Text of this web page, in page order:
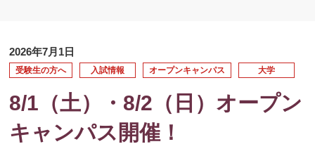
2026年7月1日
受験生の方へ 入試情報 オープンキャンパス 大学
8/1（土）・8/2（日）オープン
キャンパス開催！